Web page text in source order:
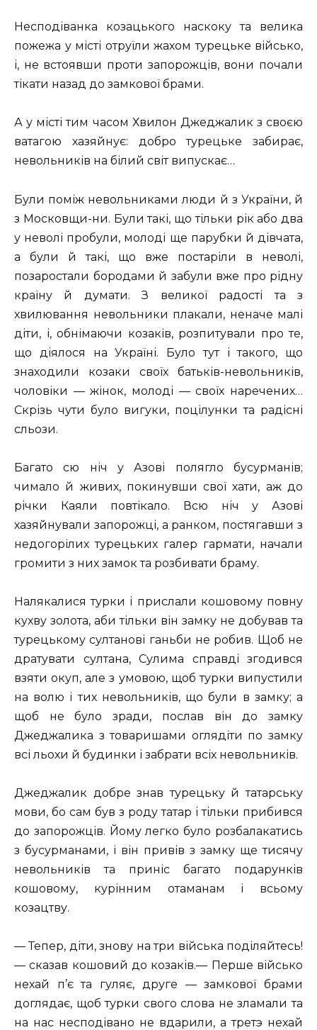
Несподіванка козацького наскоку та велика
пожежа у місті отруїли жахом турецьке військо,
і, не встоявши проти запорожців, вони почали
тікати назад до замкової брами.
А у місті тим часом Хвилон Джеджалик з своєю
ватагою хазяйнує: добро турецьке забирає,
невольників на білий світ випускає…
Були поміж невольниками люди й з України, й
з Московщи-ни. Були такі, що тільки рік або два
у неволі пробули, молоді ще парубки й дівчата,
а були й такі, що вже постаріли в неволі,
позаростали бородами й забули вже про рідну
країну й думати. З великої радості та з
хвилювання невольники плакали, неначе малі
діти, і, обнімаючи козаків, розпитували про те,
що діялося на Україні. Було тут і такого, що
знаходили козаки своїх батьків-невольників,
чоловіки — жінок, молоді — своїх наречених…
Скрізь чути було вигуки, поцілунки та радісні
сльози.
Багато сю ніч у Азові полягло бусурманів;
чимало й живих, покинувши свої хати, аж до
річки Каяли повтікало. Всю ніч у Азові
хазяйнували запорожці, а ранком, постягавши з
недогорілих турецьких галер гармати, начали
громити з них замок та розбивати браму.
Налякалися турки і прислали кошовому повну
кухву золота, аби тільки він замку не добував та
турецькому султанові ганьби не робив. Щоб не
дратувати султана, Сулима справді згодився
взяти окуп, але з умовою, щоб турки випустили
на волю і тих невольників, що були в замку; а
щоб не було зради, послав він до замку
Джеджалика з товаришами оглядіти по замку
всі льохи й будинки і забрати всіх невольників.
Джеджалик добре знав турецьку й татарську
мови, бо сам був з роду татар і тільки прибився
до запорожців. Йому легко було розбалакатись
з бусурманами, і він привів з замку ще тисячу
невольників та приніс багато подарунків
кошовому, курінним отаманам і всьому
козацтву.
— Тепер, діти, знову на три війська поділяйтесь!
— сказав кошовий до козаків.— Перше військо
нехай п’є та гуляє, друге — замкової брами
доглядає, щоб турки свого слова не зламали та
на нас несподівано не вдарили, а третэ нехай